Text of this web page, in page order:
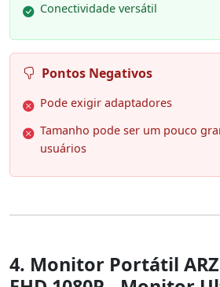
Conectividade versátil
Pontos Negativos
Pode exigir adaptadores
Tamanho pode ser um pouco
usuários
4. Monitor Portátil